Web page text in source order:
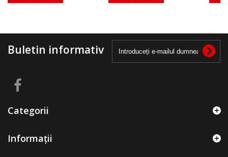
Buletin informativ
Categorii
Informații